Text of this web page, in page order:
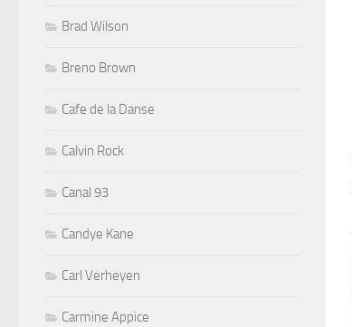
Brad Wilson
Breno Brown
Cafe de la Danse
Calvin Rock
Canal 93
Candye Kane
Carl Verheyen
Carmine Appice